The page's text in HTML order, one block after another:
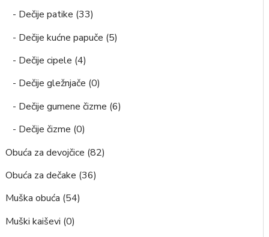
- Dečije patike (33)
- Dečije kućne papuče (5)
- Dečije cipele (4)
- Dečije gležnjače (0)
- Dečije gumene čizme (6)
- Dečije čizme (0)
Obuća za devojčice (82)
Obuća za dečake (36)
Muška obuća (54)
Muški kaiševi (0)